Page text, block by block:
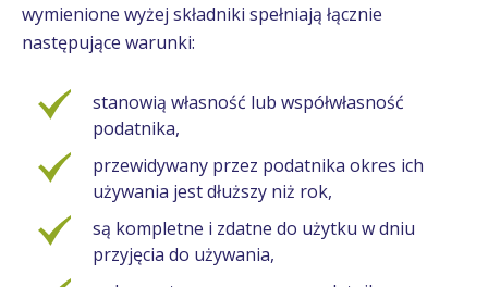
wymienione wyżej składniki spełniają łącznie
następujące warunki:
stanowią własność lub współwłasność
podatnika,
przewidywany przez podatnika okres ich
używania jest dłuższy niż rok,
są kompletne i zdatne do użytku w dniu
przyjęcia do używania,